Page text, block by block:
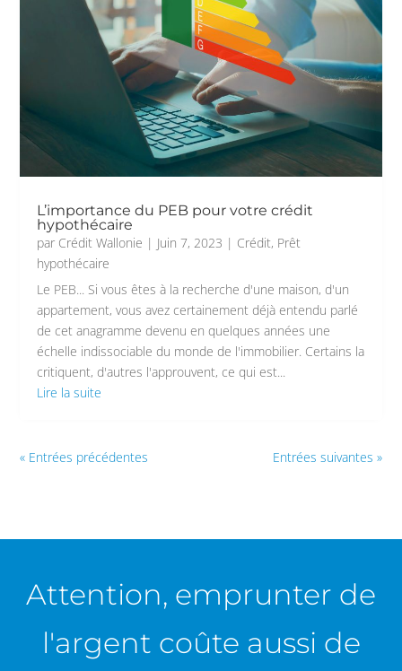
L’importance du PEB pour votre crédit
hypothécaire
par Crédit Wallonie | Juin 7, 2023 | Crédit, Prêt
hypothécaire
Le PEB... Si vous êtes à la recherche d'une maison, d'un
appartement, vous avez certainement déjà entendu parlé
de cet anagramme devenu en quelques années une
échelle indissociable du monde de l'immobilier. Certains la
critiquent, d'autres l'approuvent, ce qui est...
Lire la suite
« Entrées précédentes Entrées suivantes »
Attention, emprunter de
l'argent coûte aussi de